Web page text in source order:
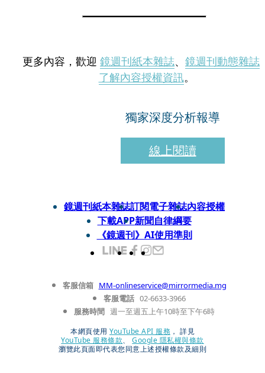
更多內容，歡迎 鏡週刊紙本雜誌、 鏡週刊動態雜誌
了解內容授權資訊。
獨家深度分析報導
線上閱讀
鏡週刊紙本雜誌訂閱電子雜誌內容授權
下載APP新聞自律綱要
《鏡週刊》AI使用準則
客服信箱 MM-onlineservice@mirrormedia.mg
客服電話 02-6633-3966
服務時間 週一至週五上午10時至下午6時
本網頁使用 YouTube API 服務 ， 詳見
YouTube 服務條款、
Google 隱私權與條款
瀏覽此頁面即代表您同意上述授權條款及細則